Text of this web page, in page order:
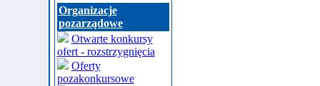
Organizacje
pozarządowe
Otwarte konkursy
ofert - rozstrzygnięcia
Oferty
pozakonkursowe